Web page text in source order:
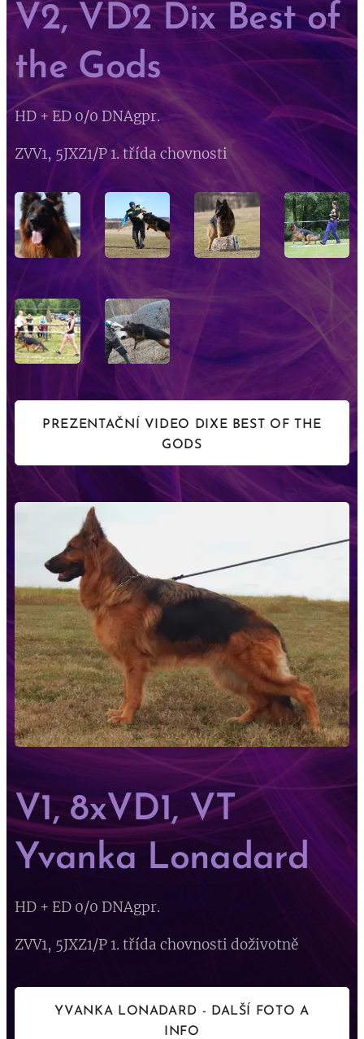
V2, VD2 Dix Best of
the Gods
HD + ED 0/0 DNAgpr.
ZVV1, 5JXZ1/P 1. třída chovnosti
PREZENTAČNÍ VIDEO DIXE BEST OF THE
GODS
V1, 8xVD1, VT
Yvanka Lonadard
HD + ED 0/0 DNAgpr.
ZVV1, 5JXZ1/P 1. třída chovnosti doživotně
YVANKA LONADARD - DALŠÍ FOTO A
INFO